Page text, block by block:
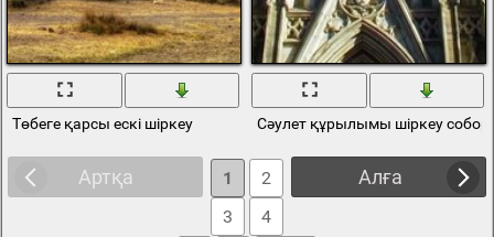
Төбеге қарсы ескі шіркеу Сәулет құрылымы шіркеу
Артқа Алға
1
2
3
4